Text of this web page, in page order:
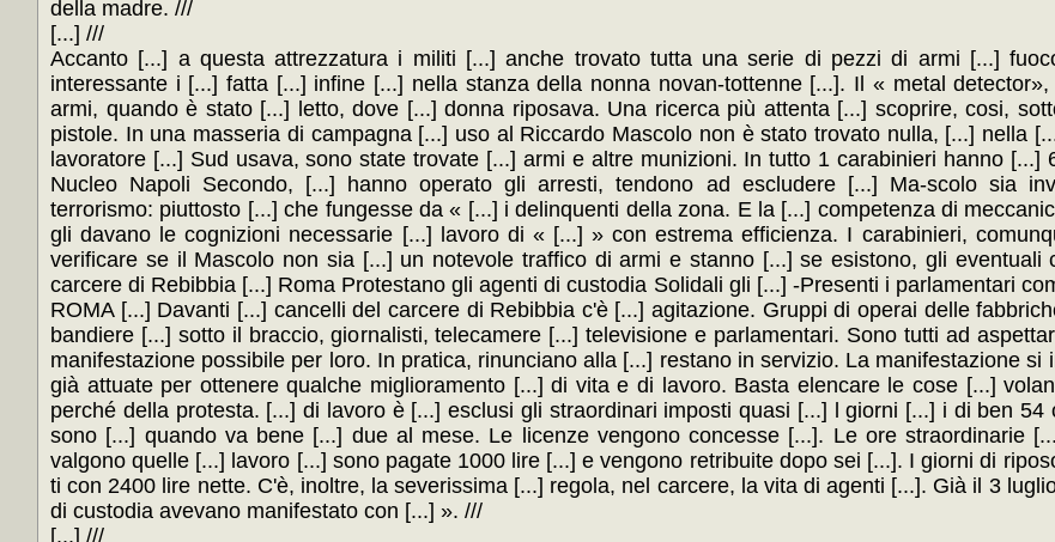
della madre. ///
[...] ///
Accanto [...] a questa attrezzatura i militi [...] anche trovato tutta una serie di pezzi di armi [...]
interessante i [...] fatta [...] infine [...] nella stanza della nonna novan-tottenne [...]. Il « metal
armi, quando è stato [...] letto, dove [...] donna riposava. Una ricerca più attenta [...] scoprire, cosi,
pistole. In una masseria di campagna [...] uso al Riccardo Mascolo non è stato trovato nulla, [...] nella
lavoratore [...] Sud usava, sono state trovate [...] armi e altre munizioni. In tutto 1 carabinieri hanno [...]
Nucleo Napoli Secondo, [...] hanno operato gli arresti, tendono ad escludere [...] Ma-scolo sia
terrorismo: piuttosto [...] che fungesse da « [...] i delinquenti della zona. E la [...] competenza di
gli davano le cognizioni necessarie [...] lavoro di « [...] » con estrema efficienza. I carabinieri,
verificare se il Mascolo non sia [...] un notevole traffico di armi e stanno [...] se esistono, gli eventuali
carcere di Rebibbia [...] Roma Protestano gli agenti di custodia Solidali gli [...] -Presenti i parlamentari
ROMA [...] Davanti [...] cancelli del carcere di Rebibbia c'è [...] agitazione. Gruppi di operai delle
bandiere [...] sotto il braccio, giornalisti, telecamere [...] televisione e parlamentari. Sono tutti ad
manifestazione possibile per loro. In pratica, rinunciano alla [...] restano in servizio. La manifestazione si
già attuate per ottenere qualche miglioramento [...] di vita e di lavoro. Basta elencare le cose [...]
perché della protesta. [...] di lavoro è [...] esclusi gli straordinari imposti quasi [...] l giorni [...] i di ben 54
sono [...] quando va bene [...] due al mese. Le licenze vengono concesse [...]. Le ore straordinarie
valgono quelle [...] lavoro [...] sono pagate 1000 lire [...] e vengono retribuite dopo sei [...]. I giorni di
ti con 2400 lire nette. C'è, inoltre, la severissima [...] regola, nel carcere, la vita di agenti [...]. Già il 3
di custodia avevano manifestato con [...] ». ///
[...] ///